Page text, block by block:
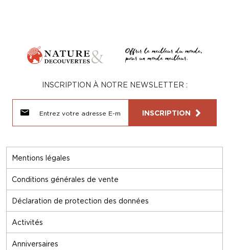
Mentions légales
Conditions générales de vente
Déclaration de protection des données
Activités
Anniversaires
INSCRIPTION À NOTRE NEWSLETTER :
INSCRIPTION